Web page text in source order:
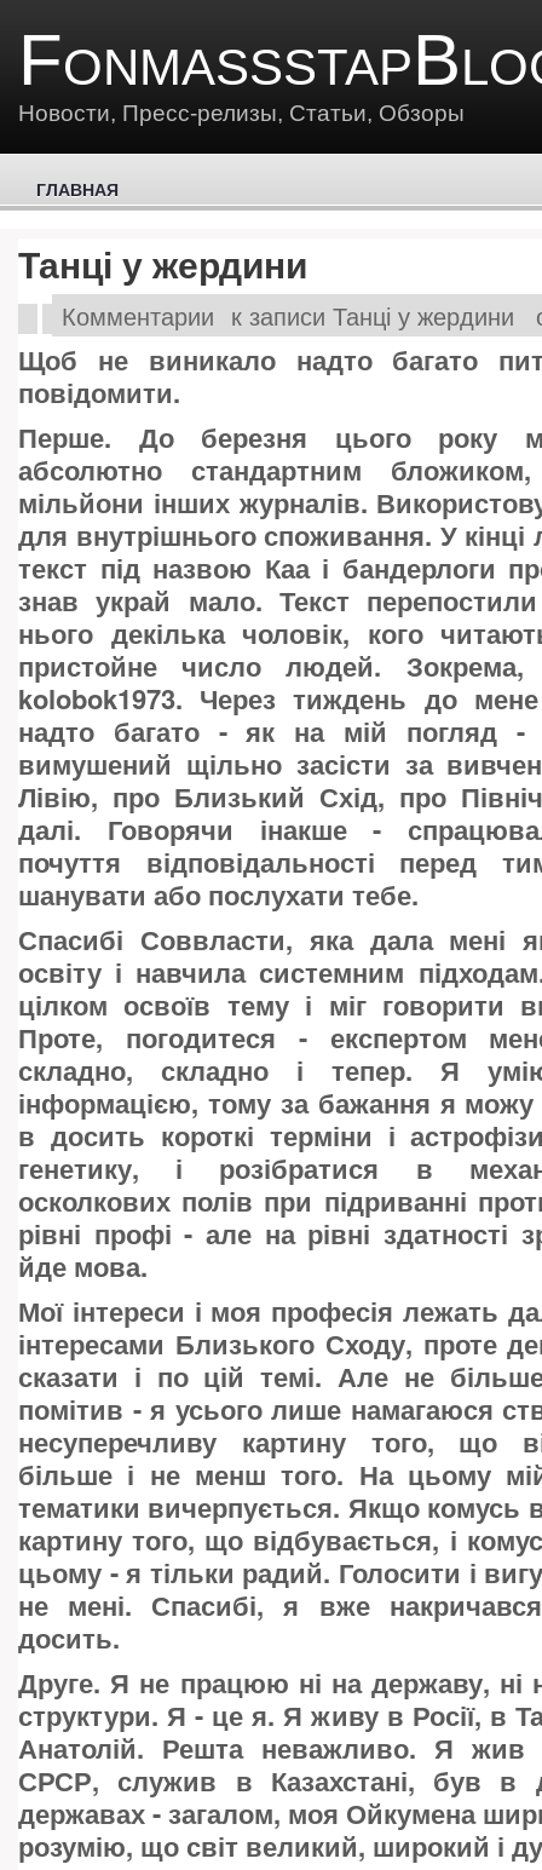
Новости, Пресс-релизы, Статьи, Обзоры
ГЛАВНАЯ
Танці у жердини
Комментарии к записи Танці у жердини
Щоб не виникало надто багато
повідомити.
Перше. До березня цього року
абсолютно стандартним
мільйони інших журналів.
для внутрішнього споживання. У
текст під назвою Каа і бандерлоги
знав украй мало. Текст
нього декілька чоловік, кого
пристойне число людей.
kolobok1973. Через тиждень до
надто багато - як на мій погляд
вимушений щільно засісти за
Лівію, про Близький Схід, про
далі. Говорячи інакше -
почуття відповідальності перед
шанувати або послухати тебе.
Спасибі Соввласти, яка дала мені
освіту і навчила системним
цілком освоїв тему і міг говорити
Проте, погодитеся - експертом
складно, складно і тепер. Я
інформацією, тому за бажання я можу
в досить короткі терміни і
генетику, і розібратися в
осколкових полів при підриванні
рівні профі - але на рівні здатності
йде мова.
Мої інтереси і моя професія лежать
інтересами Близького Сходу, проте
сказати і по цій темі. Але не
помітив - я усього лише намагаюся
несуперечливу картину того, що
більше і не менш того. На цьому
тематики вичерпується. Якщо комусь
картину того, що відбувається, і
цьому - я тільки радий. Голосити і
не мені. Спасибі, я вже
досить.
Друге. Я не працюю ні на державу, ні
структури. Я - це я. Я живу в Росії, в
Анатолій. Решта неважливо. Я жив
СРСР, служив в Казахстані, був в
державах - загалом, моя Ойкумена
розумію, що світ великий, широкий і